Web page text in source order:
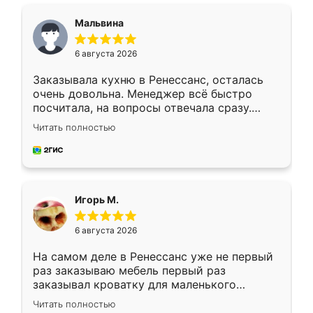
Мальвина
6 августа 2026
Заказывала кухню в Ренессанс, осталась
очень довольна. Менеджер всё быстро
посчитала, на вопросы отвечала сразу.
Замерщик приехал в субботу, подошёл к
делу со всей ответственностью. Собрали
за день, ребята работали аккуратно, даже
Читать полностью
Игорь М.
6 августа 2026
На самом деле в Ренессанс уже не первый
раз заказываю мебель первый раз
заказывал кроватку для маленького
ребёнка при его рождении ,во второй раз
Читать полностью